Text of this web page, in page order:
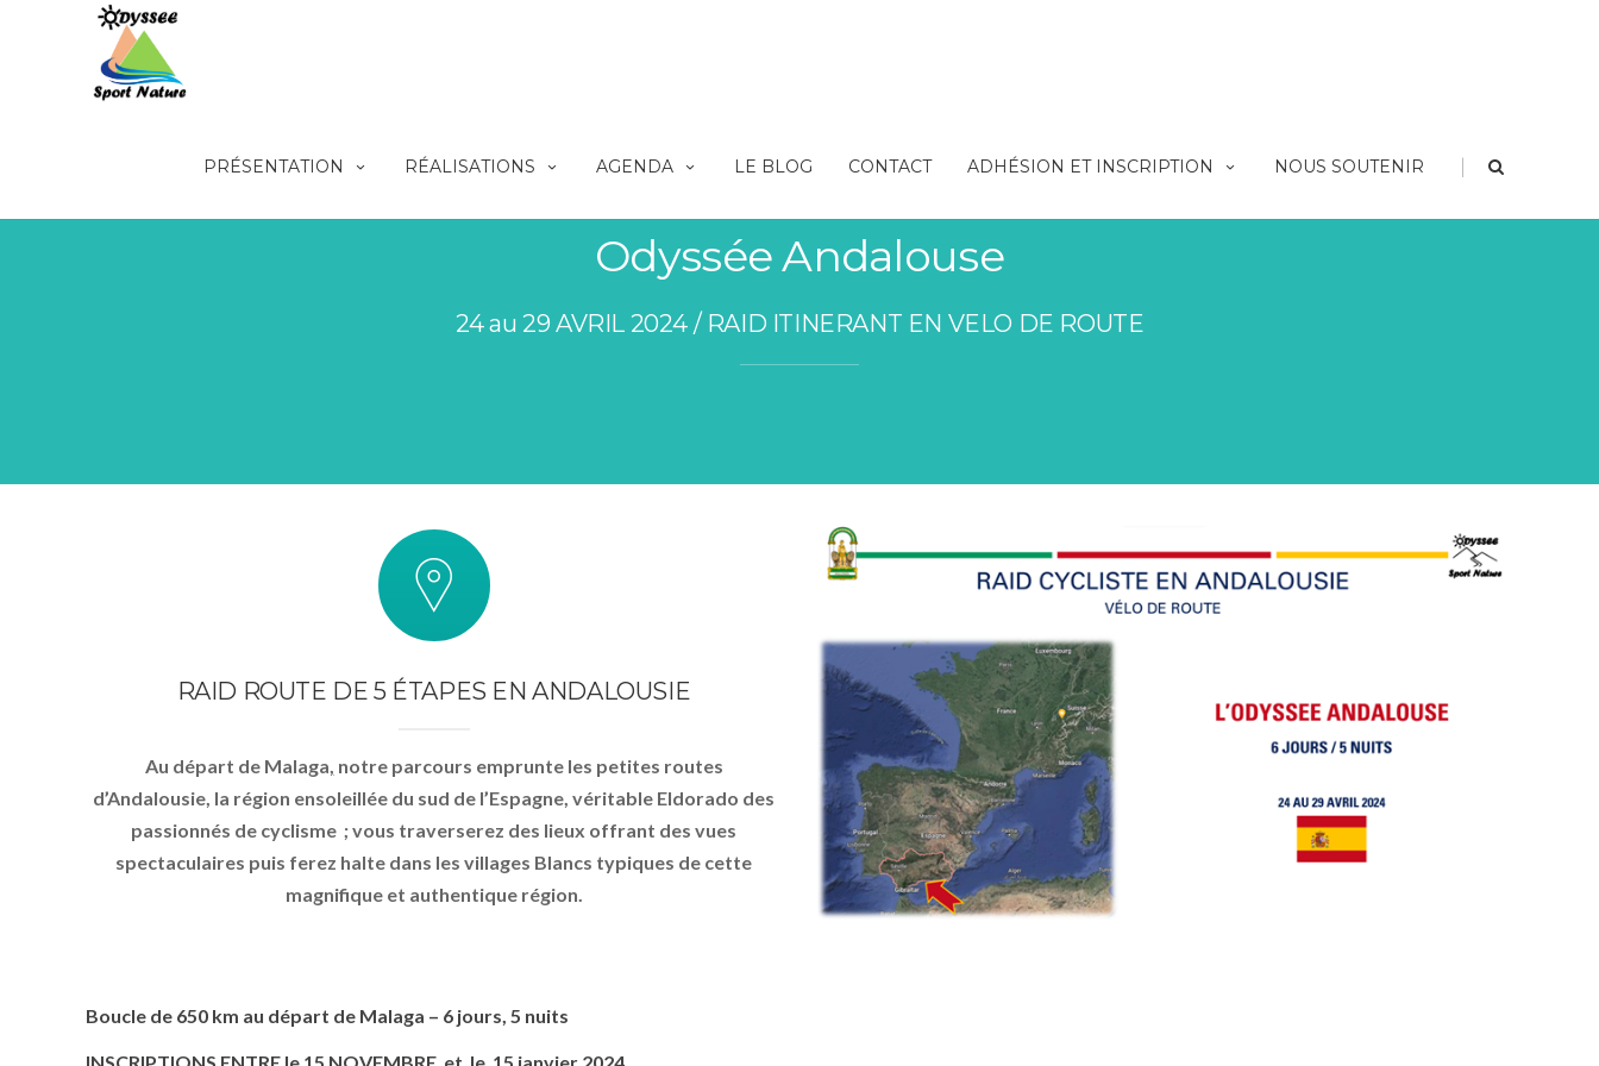
PRÉSENTATION RÉALISATIONS AGENDA LE BLOG CONTACT ADHÉSION ET INSCRIPTION NOUS SOUTENIR |
Odyssée Andalouse
24 au 29 AVRIL 2024 / RAID ITINERANT EN VELO DE ROUTE
RAID ROUTE DE 5 ÉTAPES EN ANDALOUSIE
Au départ de Malaga, notre parcours emprunte les petites routes
d’Andalousie, la région ensoleillée du sud de l’Espagne, véritable Eldorado des
passionnés de cyclisme ; vous traverserez des lieux offrant des vues
spectaculaires puis ferez halte dans les villages Blancs typiques de cette
magnifique et authentique région.
Boucle de 650 km au départ de Malaga – 6 jours, 5 nuits